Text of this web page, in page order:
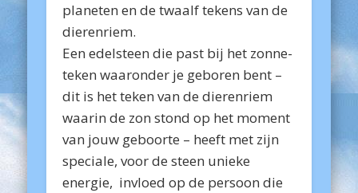
planeten en de twaalf tekens van de
dierenriem.
Een edelsteen die past bij het zonne-
teken waaronder je geboren bent –
dit is het teken van de dierenriem
waarin de zon stond op het moment
van jouw geboorte – heeft met zijn
speciale, voor de steen unieke
energie, invloed op de persoon die